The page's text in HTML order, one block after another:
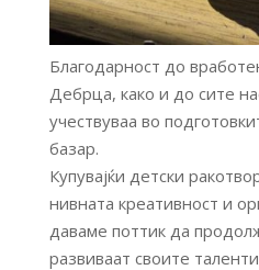
Благодарност до
Дебрца, како и до сите
учествуваа во
базар.
Купувајќи детски
нивната креативност и
даваме поттик да
развиваат своите